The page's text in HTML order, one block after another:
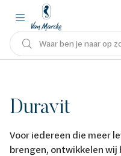
Waar ben je naar op
Duravit
Voor iedereen die meer
brengen, ontwikkelen wij